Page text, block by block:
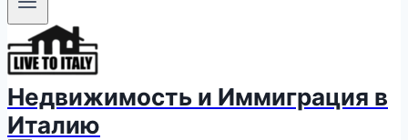
Недвижимость и Иммиграция в
Италию